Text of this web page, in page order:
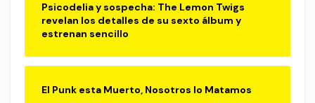
Psicodelia y sospecha: The Lemon Twigs
revelan los detalles de su sexto álbum y
estrenan sencillo
El Punk esta Muerto, Nosotros lo Matamos